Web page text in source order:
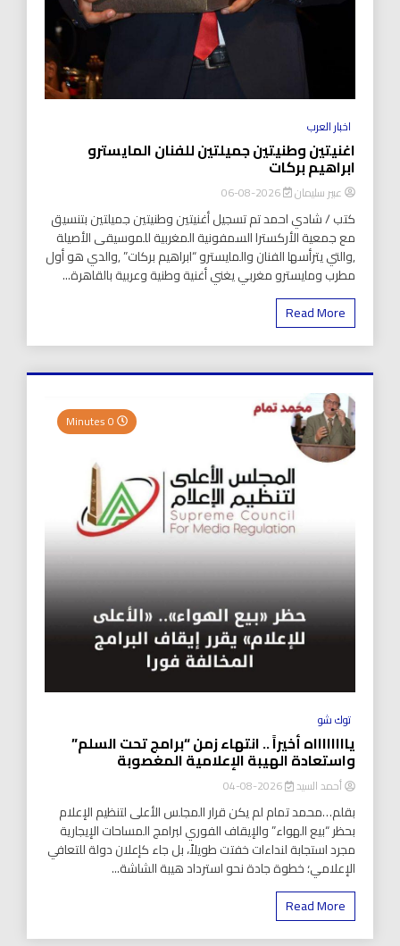
اخبار العرب
اغنيتين وطنيتين جميلتين للفنان المايسترو
ابراهيم بركات
عبير سليمان 2026-08-06
كتب / شادي احمد تم تسجيل أغنيتين وطنيتين جميلتين بتنسيق
مع جمعية الأركسترا السمفونية المغربية للموسيقى الأصيلة
,والتي يترأسها الفنان والمايسترو “ابراهيم بركات” ,والدي هو أول
مطرب ومايسترو مغربي يغني أغنية وطنية وعربية بالقاهرة...
Read More
توك شو
يااااااااه أخيراً .. انتهاء زمن “برامج تحت السلم”
واستعادة الهيبة الإعلامية المغصوبة
أحمد السيد 2026-08-04
بقلم…محمد تمام لم يكن قرار المجلس الأعلى لتنظيم الإعلام
بحظر “بيع الهواء” والإيقاف الفوري لبرامج المساحات الإيجارية
مجرد استجابة لنداءات خفتت طويلاً، بل جاء كإعلان دولة للتعافي
الإعلامي؛ خطوة جادة نحو استرداد هيبة الشاشة...
Read More